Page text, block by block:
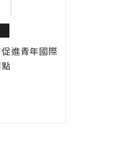
進青年國際